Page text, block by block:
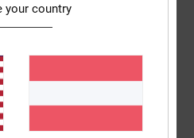
: 5 Größe: Perfekte Größe
your country